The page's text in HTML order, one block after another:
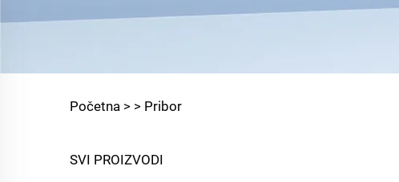
Početna > > Pribor
SVI PROIZVODI